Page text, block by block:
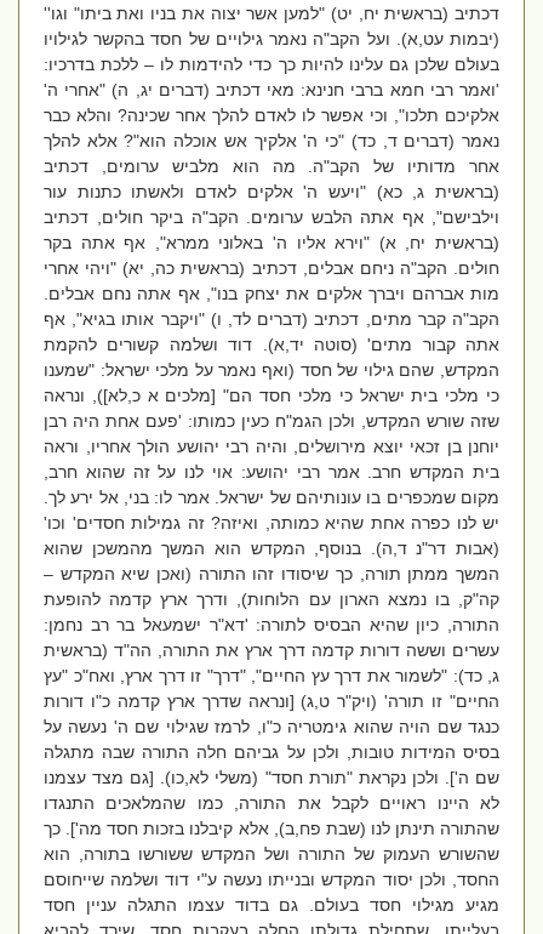
דכתיב (בראשית יח, יט) "למען אשר יצוה את בניו ואת ביתו" וגו''
(יבמות עט,א). ועל הקב"ה נאמר גילויים של חסד בהקשר לגילויו
בעולם שלכן גם עלינו להיות כך כדי להידמות לו – ללכת בדרכיו:
ואמר רבי חמא ברבי חנינא: מאי דכתיב (דברים יג, ה) "אחרי ה'
אלקיכם תלכו", וכי אפשר לו לאדם להלך אחר שכינה? והלא כבר
נאמר (דברים ד, כד) "כי ה' אלקיך אש אוכלה הוא"? אלא להלך
אחר מדותיו של הקב"ה. מה הוא מלביש ערומים, דכתיב
(בראשית ג, כא) "ויעש ה' אלקים לאדם ולאשתו כתנות עור
וילבישם", אף אתה הלבש ערומים. הקב"ה ביקר חולים, דכתיב
(בראשית יח, א) "וירא אליו ה' באלוני ממרא", אף אתה בקר
חולים. הקב"ה ניחם אבלים, דכתיב (בראשית כה, יא) "ויהי אחרי
מות אברהם ויברך אלקים את יצחק בנו", אף אתה נחם אבלים.
הקב"ה קבר מתים, דכתיב (דברים לד, ו) "ויקבר אותו בגיא", אף
אתה קבור מתים' (סוטה יד,א).דוד ושלמה קשורים להקמת
המקדש, שהם גילוי של חסד (ואף נאמר על מלכי ישראל: "שמענו
כי מלכי בית ישראל כי מלכי חסד הם" [מלכים א כ,לא]), ונראה
שזה שורש המקדש, ולכן הגמ"ח כעין כמותו: 'פעם אחת היה רבן
יוחנן בן זכאי יוצא מירושלים, והיה רבי יהושע הולך אחריו, וראה
בית המקדש חרב. אמר רבי יהושע: אוי לנו על זה שהוא חרב,
מקום שמכפרים בו עונותיהם של ישראל. אמר לו: בני, אל ירע לך.
יש לנו כפרה אחת שהיא כמותה, ואיזה? זה גמילות חסדים' וכו'
(אבות דר"נ ד,ה) . בנוסף, המקדש הוא המשך מהמשכן שהוא
המשך ממתן תורה, כך שיסודו זהו התורה (ואכן שיא המקדש –
קה"ק, בו נמצא הארון עם הלוחות), ודרך ארץ קדמה להופעת
התורה, כיון שהיא הבסיס לתורה:'דא"ר ישמעאל בר רב נחמן:
עשרים וששה דורות קדמה דרך ארץ את התורה, הה"ד (בראשית
ג, כד): "לשמור את דרך עץ החיים", "דרך" זו דרך ארץ, ואח"כ "עץ
החיים" זו תורה' (ויק"ר ט,ג) [ונראה שדרך ארץ קדמה כ"ו דורות
כנגד שם הויה שהוא גימטריה כ"ו, לרמז שגילוי שם ה' נעשה על
בסיס המידות טובות, ולכן על גביהם חלה התורה שבה מתגלה
שם ה']. ולכן נקראת "תורת חסד" (משלי לא,כו). [גם מצד עצמנו
לא היינו ראויים לקבל את התורה, כמו שהמלאכים התנגדו
שהתורה תינתן לנו (שבת פח,ב),אלא קיבלנו בזכות חסד מה']. כך
שהשורש העמוק של התורה ושל המקדש ששורשו בתורה, הוא
החסד, ולכן יסוד המקדש ובנייתו נעשה ע"י דוד ושלמה שייחוסם
מגיע מגילוי חסד בעולם. גם בדוד עצמו התגלה עניין חסד